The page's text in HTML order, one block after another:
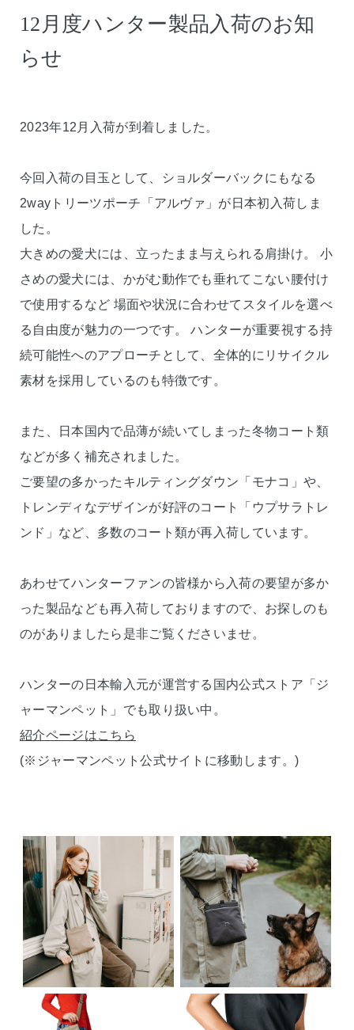
12月度ハンター製品入荷のお知
らせ
2023年12月入荷が到着しました。
今回入荷の目玉として、ショルダーバックにもなる
2wayトリーツポーチ「アルヴァ」が日本初入荷しま
した。
大きめの愛犬には、立ったまま与えられる肩掛け。 小
さめの愛犬には、かがむ動作でも垂れてこない腰付け
で使用するなど 場面や状況に合わせてスタイルを選べ
る自由度が魅力の一つです。 ハンターが重要視する持
続可能性へのアプローチとして、全体的にリサイクル
素材を採用しているのも特徴です。
また、日本国内で品薄が続いてしまった冬物コート類
などが多く補充されました。
ご要望の多かったキルティングダウン「モナコ」や、
トレンディなデザインが好評のコート「ウプサラトレ
ンド」など、多数のコート類が再入荷しています。
あわせてハンターファンの皆様から入荷の要望が多か
った製品なども再入荷しておりますので、お探しのも
のがありましたら是非ご覧くださいませ。
ハンターの日本輸入元が運営する国内公式ストア「ジ
ャーマンペット」でも取り扱い中。
紹介ページはこちら
(※ジャーマンペット公式サイトに移動します。)